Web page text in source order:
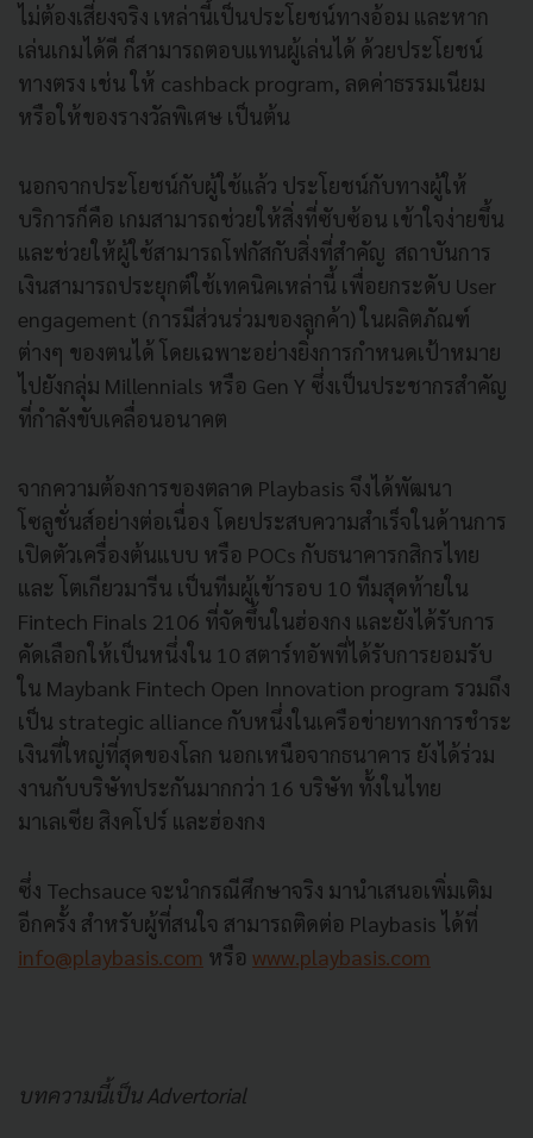
ไม่ต้องเสี่ยงจริง เหล่านี้เป็นประโยชน์ทางอ้อม และหาก
เล่นเกมได้ดี ก็สามารถตอบแทนผู้เล่นได้ ด้วยประโยชน์
ทางตรง เช่น ให้ cashback program, ลดค่าธรรมเนียม
หรือให้ของรางวัลพิเศษ เป็นต้น
นอกจากประโยชน์กับผู้ใช้แล้ว ประโยชน์กับทางผู้ให้
บริการก็คือ เกมสามารถช่วยให้สิ่งที่ซับซ้อน เข้าใจง่ายขึ้น
และช่วยให้ผู้ใช้สามารถโฟกัสกับสิ่งที่สำคัญ สถาบันการ
เงินสามารถประยุกต์ใช้เทคนิคเหล่านี้ เพื่อยกระดับ User
engagement (การมีส่วนร่วมของลูกค้า) ในผลิตภัณฑ์
ต่างๆ ของตนได้ โดยเฉพาะอย่างยิ่งการกำหนดเป้าหมาย
ไปยังกลุ่ม Millennials หรือ Gen Y ซึ่งเป็นประชากรสำคัญ
ที่กำลังขับเคลื่อนอนาคต
จากความต้องการของตลาด Playbasis จึงได้พัฒนา
โซลูชั่นส์อย่างต่อเนื่อง โดยประสบความสำเร็จในด้านการ
เปิดตัวเครื่องต้นแบบ หรือ POCs กับธนาคารกสิกรไทย
และ โตเกียวมารีน เป็นทีมผู้เข้ารอบ 10 ทีมสุดท้ายใน
Fintech Finals 2106 ที่จัดขึ้นในฮ่องกง และยังได้รับการ
คัดเลือกให้เป็นหนึ่งใน 10 สตาร์ทอัพที่ได้รับการยอมรับ
ใน Maybank Fintech Open Innovation program รวมถึง
เป็น strategic alliance กับหนึ่งในเครือข่ายทางการชำระ
เงินที่ใหญ่ที่สุดของโลก นอกเหนือจากธนาคาร ยังได้ร่วม
งานกับบริษัทประกันมากกว่า 16 บริษัท ทั้งในไทย
มาเลเซีย สิงคโปร์ และฮ่องกง
ซึ่ง Techsauce จะนำกรณีศึกษาจริง มานำเสนอเพิ่มเติม
อีกครั้ง สำหรับผู้ที่สนใจ สามารถติดต่อ Playbasis ได้ที่
info@playbasis.com หรือ www.playbasis.com
บทความนี้เป็น Advertorial